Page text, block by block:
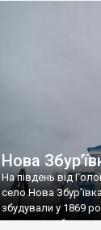
затоки) два
селом володів
Нова
На південь від
село Нова
збудували у 1869
має велику баню та